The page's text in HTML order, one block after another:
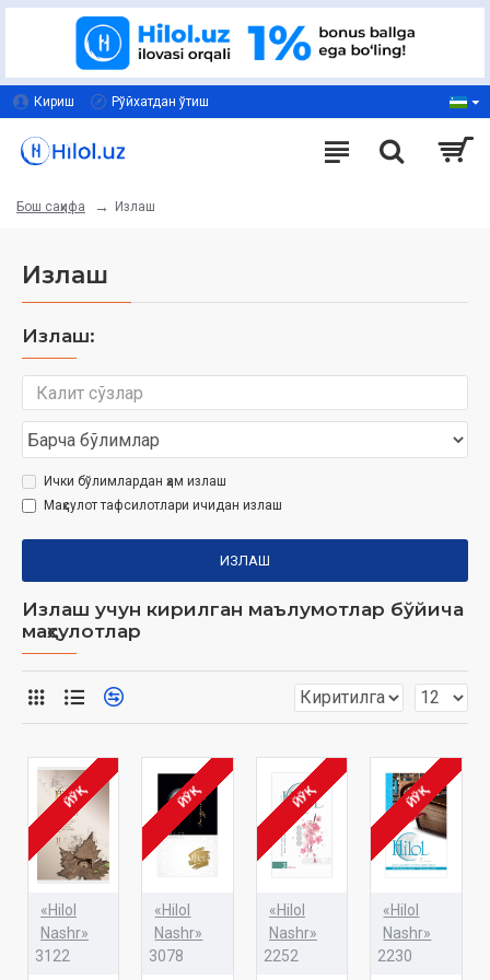
Кириш Рўйхатдан ўтиш
Бош саҳифа Излаш
Излаш
Излаш:
Ички бўлимлардан ҳам излаш
Маҳсулот тафсилотлари ичидан излаш
ИЗЛАШ
Излаш учун кирилган маълумотлар бўйича
маҳсулотлар
ЙЎҚ
«Hilol
Nashr»
3122
ЙЎҚ
«Hilol
Nashr»
3078
ЙЎҚ
«Hilol
Nashr»
2252
ЙЎҚ
«Hilol
Nashr»
2230